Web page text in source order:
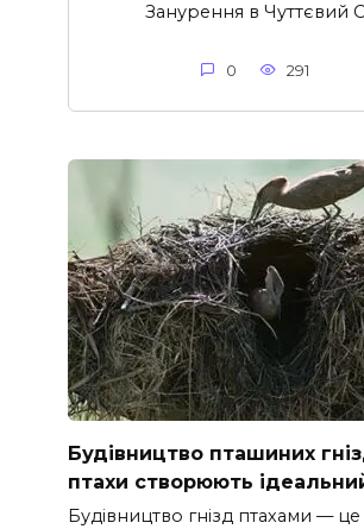
Занурення в Чуттєвий
0 291
Будівництво пташиних
птахи створюють
Будівництво гнізд птахами — це